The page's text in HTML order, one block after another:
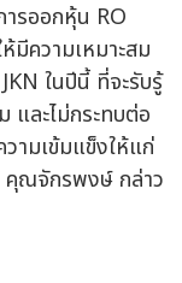
รออกหุ้น RO
มีความเหมาะสม
ในปีนี้ ที่จะรับรู้
และไม่กระทบต่อ
ามเข้มแข็งให้แก่
คุณจักรพงษ์ กล่าว